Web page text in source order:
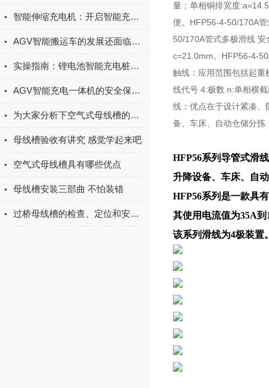
智能伸缩充电机：开启智能充电新体验
AGV智能搬运车的发展还面临着一些挑战和问题
实操指南：锂电池智能充电桩安装使用 —— 接线步骤与故障排查
AGV智能充电一体机的安全保护机制与故障诊断方法
为大家分析下空气式母线槽的储存事项
母线槽验收有讲究 感觉学起来吧
空气式母线槽具有哪些优点
母线槽安装三部曲 不怕装错
过桥母线槽的检查、定位和安全性分析
量；单相铜排宽度
便。HFP56-4-50/170A
50/170A管式多极滑线
c=21.0mm。HFP56-4-
触线：应用范围包括起
线代号 4:极数 n:单相横
线：优点在于设计紧凑
备、车床、自动仓储分拣
HFP56系列导管式滑
升降设备、车床、自
HFP56系列是一款具
其使用电流值为35A到
该系列滑线为4极装置